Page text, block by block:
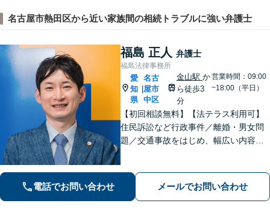
名古屋市熱田区から近い家族間の相続トラブルに強い弁護士
福島 正人 弁護士
福島法律事務所
愛
知
県
名古
屋市
中区
金山駅 か
ら徒歩3
分
営業時間：09:00
~18:00（平日）
【初回相談無料】【法テラス利用可】
住民訴訟など行政事件／離婚・男女問
題／交通事故をはじめ、幅広い内容の
依頼者様にとって納得感の高い解決を
目指します【夜間・休日相談可】【金
電話でお問い合わせ メールでお問い合わせ